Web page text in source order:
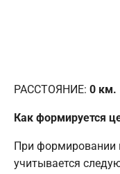
РАССТОЯНИЕ: 0 км.
Как формируется
При формировании
учитывается